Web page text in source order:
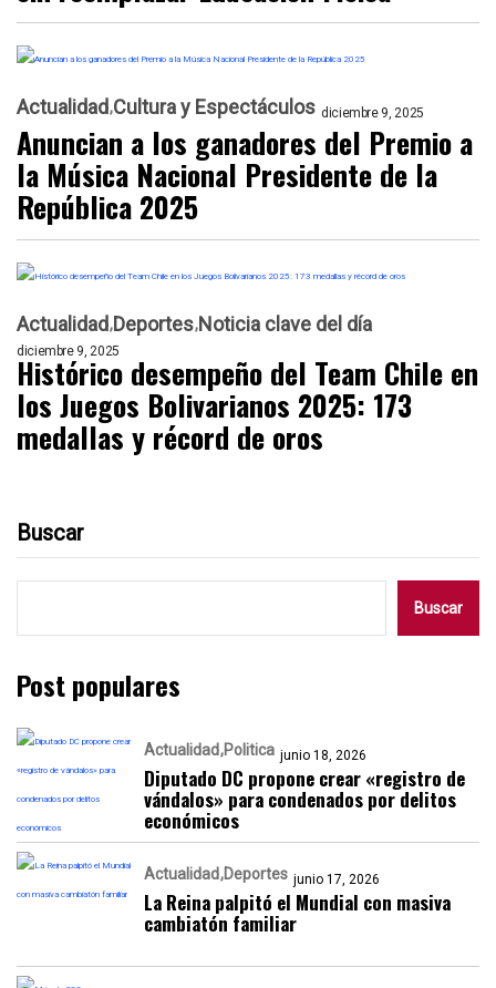
Actualidad Cultura y Espectáculos diciembre 9, 2025
Anuncian a los ganadores del Premio a
la Música Nacional Presidente de la
República 2025
Actualidad Deportes Noticia clave del día
diciembre 9, 2025
Histórico desempeño del Team Chile en
los Juegos Bolivarianos 2025: 173
medallas y récord de oros
Buscar
Buscar
Post populares
Actualidad Politica junio 18, 2026
Diputado DC propone crear «registro de
vándalos» para condenados por delitos
económicos
Actualidad Deportes junio 17, 2026
La Reina palpitó el Mundial con masiva
cambiatón familiar